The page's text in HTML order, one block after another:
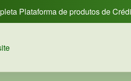
Plataforma de produtos de